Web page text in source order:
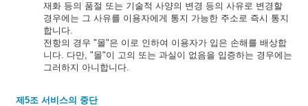
재화 등의 품절 또는 기술적 사양의 변경 등의 사유로 변경할
경우에는 그 사유를 이용자에게 통지 가능한 주소로 즉시 통지
합니다.
전항의 경우 "몰"은 이로 인하여 이용자가 입은 손해를 배상합
니다. 다만, "몰"이 고의 또는 과실이 없음을 입증하는 경우에는
그러하지 아니합니다.
제5조 서비스의 중단